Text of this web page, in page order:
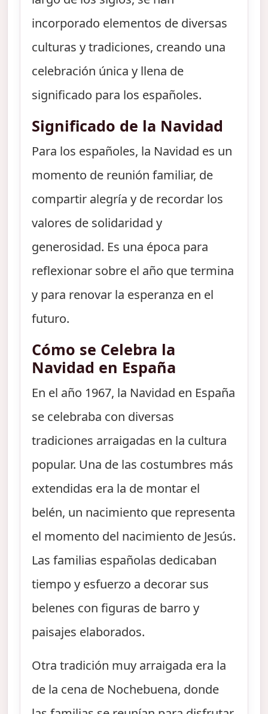
incorporado elementos de diversas
culturas y tradiciones, creando una
celebración única y llena de
significado para los españoles.
Significado de la Navidad
Para los españoles, la Navidad es un
momento de reunión familiar, de
compartir alegría y de recordar los
valores de solidaridad y
generosidad. Es una época para
reflexionar sobre el año que termina
y para renovar la esperanza en el
futuro.
Cómo se Celebra la
Navidad en España
En el año 1967, la Navidad en España
se celebraba con diversas
tradiciones arraigadas en la cultura
popular. Una de las costumbres más
extendidas era la de montar el
belén, un nacimiento que representa
el momento del nacimiento de Jesús.
Las familias españolas dedicaban
tiempo y esfuerzo a decorar sus
belenes con figuras de barro y
paisajes elaborados.
Otra tradición muy arraigada era la
de la cena de Nochebuena, donde